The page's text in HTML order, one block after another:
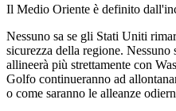
Il Medio Oriente è definito
Nessuno sa se gli Stati Uniti
sicurezza della regione.
allineerà più strettamente con
Golfo continueranno ad
o come saranno le alleanze